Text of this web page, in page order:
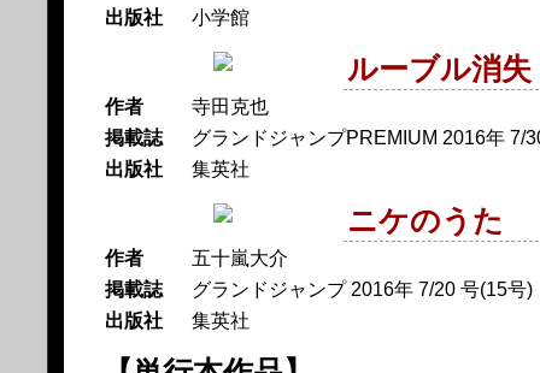
出版社
小学館
ルーブル消失
作者
寺田克也
掲載誌
グランドジャンプPREMIUM 2016年 7/
出版社
集英社
ニケのうた
作者
五十嵐大介
掲載誌
グランドジャンプ 2016年 7/20 号(15号)
出版社
集英社